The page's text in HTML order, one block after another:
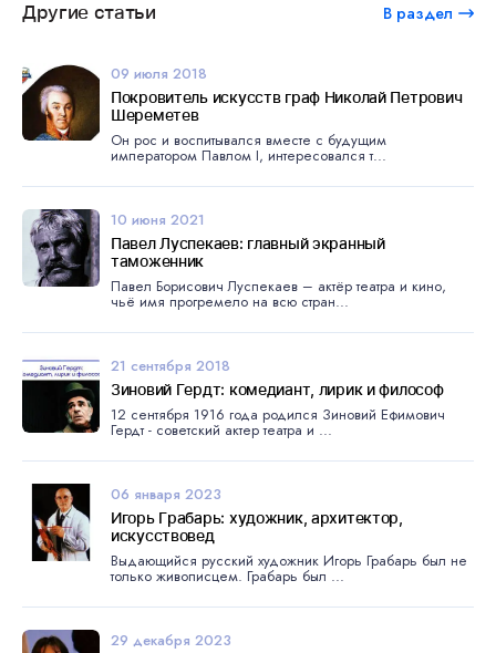
Другие статьи В раздел
09 июля 2018
Покровитель искусств граф Николай Петрович
Шереметев
Он рос и воспитывался вместе с будущим
императором Павлом I, интересовался т...
10 июня 2021
Павел Луспекаев: главный экранный
таможенник
Павел Борисович Луспекаев – актёр театра и кино,
чьё имя прогремело на всю стран...
21 сентября 2018
Зиновий Гердт: комедиант, лирик и философ
12 сентября 1916 года родился Зиновий Ефимович
Гердт - советский актер театра и ...
06 января 2023
Игорь Грабарь: художник, архитектор,
искусствовед
Выдающийся русский художник Игорь Грабарь был не
только живописцем. Грабарь был ...
29 декабря 2023